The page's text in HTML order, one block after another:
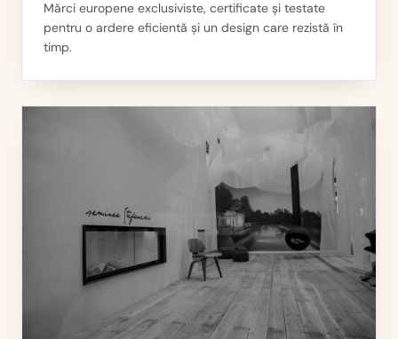
I
Calitate garantată
Mărci europene exclusiviste, certificate și testate
pentru o ardere eficientă și un design care rezistă în
timp.